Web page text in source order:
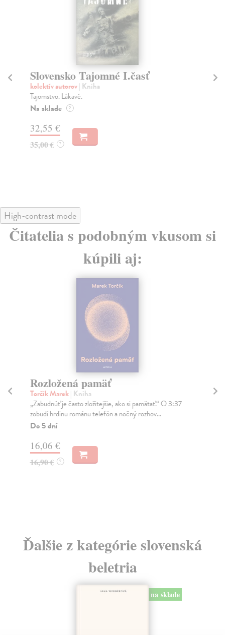
Slovensko Tajomné I.časť
kolektív autorov| Kniha
Tajomstvo. Lákavé.
Na sklade ?
32,55 €
35,00 € ?
High-contrast mode
Čitatelia s podobným vkusom si
kúpili aj:
Rozložená pamäť
Torčík Marek| Kniha
„Zabudnúť je často zložitejšie, ako si pamätať.“ O 3:37
zobudí hrdinu románu telefón a nočný rozhov...
Do 5 dní
16,06 €
16,90 € ?
Ďalšie z kategórie slovenská
beletria
na sklade